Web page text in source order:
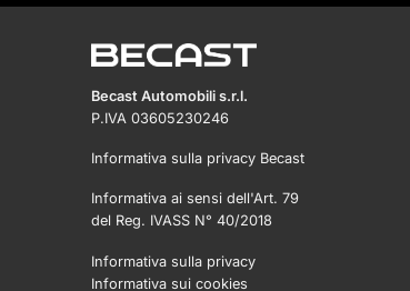
Becast Automobili s.r.l.
P.IVA 03605230246
Informativa sulla privacy Becast
Informativa ai sensi dell'Art. 79
del Reg. IVASS N° 40/2018
Informativa sulla privacy
Informativa sui cookies